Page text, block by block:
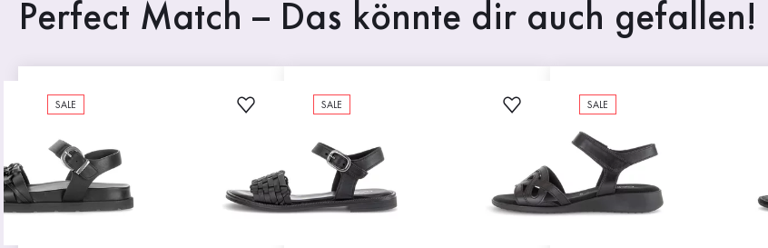
Perfect Match – Das könnte dir auch gefallen!
SALE SALE SALE